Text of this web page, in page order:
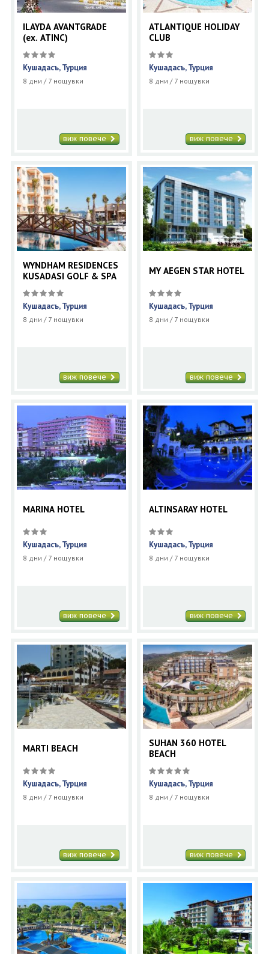
ILAYDA AVANTGRADE
(ex. ATINC)
Кушадасъ, Турция
8 дни / 7 нощувки
виж повече
ATLANTIQUE HOLIDAY
CLUB
Кушадасъ, Турция
8 дни / 7 нощувки
виж повече
WYNDHAM RESIDENCES
KUSADASI GOLF & SPA
Кушадасъ, Турция
8 дни / 7 нощувки
виж повече
MY AEGEN STAR HOTEL
Кушадасъ, Турция
8 дни / 7 нощувки
виж повече
MARINA HOTEL
Кушадасъ, Турция
8 дни / 7 нощувки
виж повече
ALTINSARAY HOTEL
Кушадасъ, Турция
8 дни / 7 нощувки
виж повече
MARTI BEACH
Кушадасъ, Турция
8 дни / 7 нощувки
виж повече
SUHAN 360 HOTEL
BEACH
Кушадасъ, Турция
8 дни / 7 нощувки
виж повече